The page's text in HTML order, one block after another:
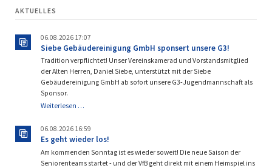
AKTUELLES
06.08.2026 17:07
Siebe Gebäudereinigung GmbH sponsert unsere G3!
Tradition verpflichtet! Unser Vereinskamerad und Vorstandsmitglied
der Alten Herren, Daniel Siebe, unterstützt mit der Siebe
Gebäudereinigung GmbH ab sofort unsere G3-Jugendmannschaft als
Sponsor.
Weiterlesen …Siebe
GmbH
sponsert
unsere
G3!
06.08.2026 16:59
Es geht wieder los!
Am kommenden Sonntag ist es wieder soweit! Die neue Saison der
Seniorenteams startet - und der VfB geht direkt mit einem Heimspiel ins